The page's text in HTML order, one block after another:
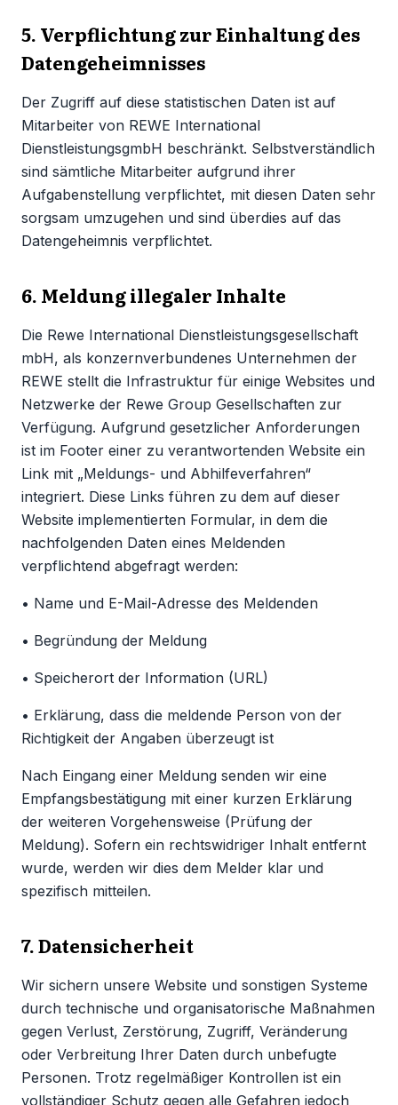
5. Verpflichtung zur Einhaltung des
Datengeheimnisses
Der Zugriff auf diese statistischen Daten ist auf
Mitarbeiter von REWE International
DienstleistungsgmbH beschränkt. Selbstverständlich
sind sämtliche Mitarbeiter aufgrund ihrer
Aufgabenstellung verpflichtet, mit diesen Daten sehr
sorgsam umzugehen und sind überdies auf das
Datengeheimnis verpflichtet.
6. Meldung illegaler Inhalte
Die Rewe International Dienstleistungsgesellschaft
mbH, als konzernverbundenes Unternehmen der
REWE stellt die Infrastruktur für einige Websites und
Netzwerke der Rewe Group Gesellschaften zur
Verfügung. Aufgrund gesetzlicher Anforderungen
ist im Footer einer zu verantwortenden Website ein
Link mit „Meldungs- und Abhilfeverfahren“
integriert. Diese Links führen zu dem auf dieser
Website implementierten Formular, in dem die
nachfolgenden Daten eines Meldenden
verpflichtend abgefragt werden:
• Name und E-Mail-Adresse des Meldenden
• Begründung der Meldung
• Speicherort der Information (URL)
• Erklärung, dass die meldende Person von der
Richtigkeit der Angaben überzeugt ist
Nach Eingang einer Meldung senden wir eine
Empfangsbestätigung mit einer kurzen Erklärung
der weiteren Vorgehensweise (Prüfung der
Meldung). Sofern ein rechtswidriger Inhalt entfernt
wurde, werden wir dies dem Melder klar und
spezifisch mitteilen.
7. Datensicherheit
Wir sichern unsere Website und sonstigen Systeme
durch technische und organisatorische Maßnahmen
gegen Verlust, Zerstörung, Zugriff, Veränderung
oder Verbreitung Ihrer Daten durch unbefugte
Personen. Trotz regelmäßiger Kontrollen ist ein
vollständiger Schutz gegen alle Gefahren jedoch